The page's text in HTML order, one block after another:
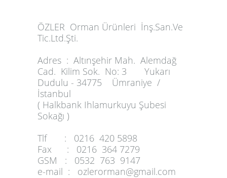
ÖZLER Orman Ürünleri İnş.San.Ve
Tic.Ltd.Şti.
Adres : Altınşehir Mah. Alemdağ
Cad. Kilim Sok. No: 3 Yukarı
Dudulu - 34775 Ümraniye /
İstanbul
( Halkbank Ihlamurkuyu Şubesi
Sokağı )
Tlf :
0216 420 5898
Fax :
0216 364 7279
GSM :
0532 763 9147
e-mail :
ozlerorman@gmail.com